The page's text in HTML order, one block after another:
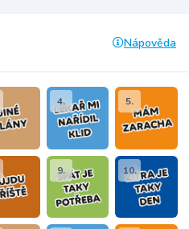
Nápověda
4. 5.
9. 10.